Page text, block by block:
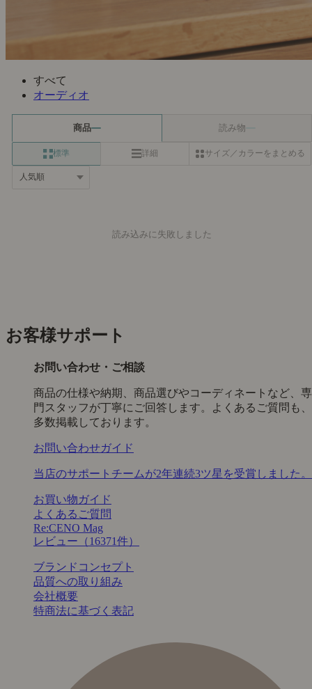
すべて
オーディオ
商品 読み物
標準 詳細 サイズ／カラーをまとめる
読み込みに失敗しました
お客様サポート
お問い合わせ・ご相談
商品の仕様や納期、商品選びやコーディネートなど、専
門スタッフが丁寧にご回答します。よくあるご質問も、
多数掲載しております。
お問い合わせガイド
当店のサポートチームが2年連続3ツ星を受賞しました。
お買い物ガイド
よくあるご質問
Re:CENO Mag
レビュー（16371件）
ブランドコンセプト
品質への取り組み
会社概要
特商法に基づく表記